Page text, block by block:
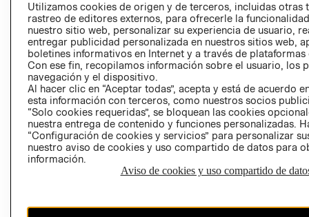
AVISO DE
PRIVACIDAD
GIFT CARD
AVISO DE
Utilizamos cookies de origen y de terceros, incluidas otras
rastreo de editores externos, para ofrecerle la
nuestro sitio web, personalizar su experiencia de usuario,
entregar publicidad personalizada en nuestros sitios web,
boletines informativos en Internet y a través de plataformas
Con ese fin, recopilamos información sobre el usuario, los
navegación y el dispositivo.
Al hacer clic en “Aceptar todas”, acepta y está de acuerdo
esta información con terceros, como nuestros socios
“Solo cookies requeridas”, se bloquean las cookies
nuestra entrega de contenido y funciones personalizadas.
“Configuración de cookies y servicios” para personalizar
nuestro aviso de cookies y uso compartido de datos para
información.
Aviso de cookies y uso compartido de